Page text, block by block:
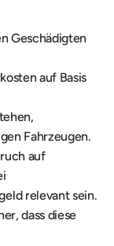
Geschädigten
auf Basis
Fahrzeugen.
auf
relevant sein.
dass diese